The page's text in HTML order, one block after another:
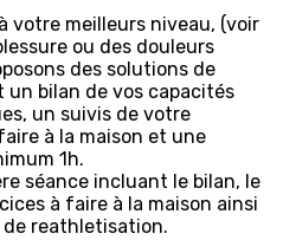
votre meilleurs niveau, (voir
ou des douleurs
des solutions de
bilan de vos capacités
un suivis de votre
à la maison et une
1h.
séance incluant le bilan, le
à faire à la maison ainsi
de reathletisation.